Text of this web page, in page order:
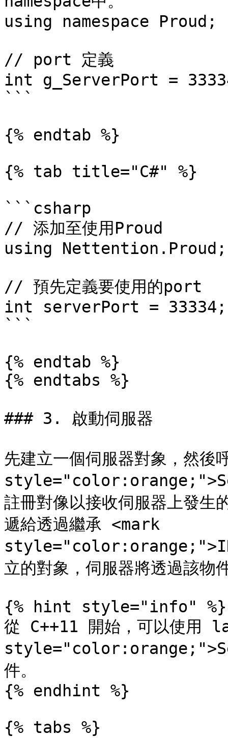
using namespace Proud;
// port 定義
int g_ServerPort =
```
{% endtab %}
{% tab title="C#" %}
```csharp
// 添加至使用Proud
using Nettention.Proud;
// 預先定義要使用的port
int serverPort = 33334;
```
{% endtab %}
{% endtabs %}
### 3. 啟動伺服器
先建立一個伺服器對象，然後
註冊對像以接收伺服器上發生
遞給透過繼承 <mark
立的對象，伺服器將透過該物
{% hint style="info" %}
從 C++11 開始，可以使用
件。
{% endhint %}
{% tabs %}